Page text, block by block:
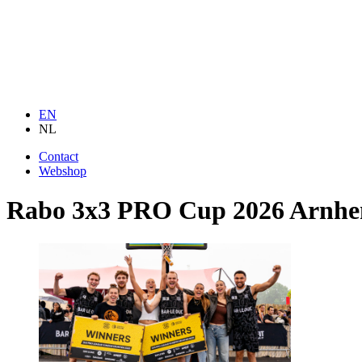
EN
NL
Contact
Webshop
Rabo 3x3 PRO Cup 2026